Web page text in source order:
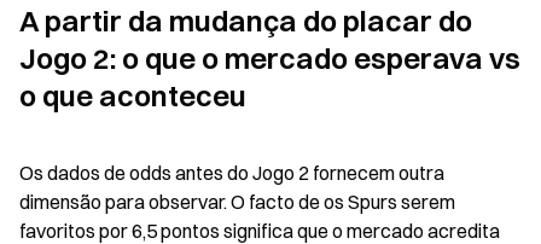
A partir da mudança do placar do
Jogo 2: o que o mercado esperava vs
o que aconteceu
Os dados de odds antes do Jogo 2 fornecem outra
dimensão para observar. O facto de os Spurs serem
favoritos por 6,5 pontos significa que o mercado acredita